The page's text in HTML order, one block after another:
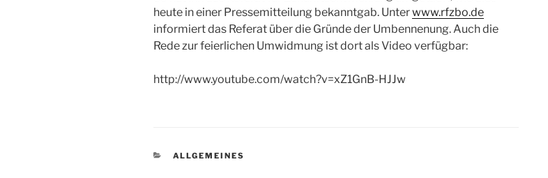
heute in einer Pressemitteilung bekanntgab. Unterwww.rfzbo.de
informiert das Referat über die Gründe der Umbennenung. Auch die
Rede zur feierlichen Umwidmung ist dort als Video verfügbar:
http://www.youtube.com/watch?v=xZ1GnB-HJJw
KATEGORIEN
ALLGEMEINES